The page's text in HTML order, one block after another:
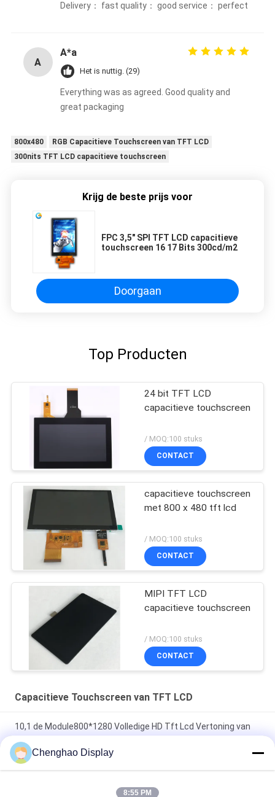
Delivery： fast quality： good service： perfect
A
A*a
Het is nuttig. (29)
Everything was as agreed. Good quality and
great packaging
800x480
RGB Capacitieve Touchscreen van TFT LCD
300nits TFT LCD capacitieve touchscreen
Krijg de beste prijs voor
FPC 3,5" SPI TFT LCD capacitieve
touchscreen 16 17 Bits 300cd/m2
Doorgaan
Top Producten
24 bit TFT LCD
capacitieve touchscreen
/ MOQ:100 stuks
CONTACT
capacitieve touchscreen
met 800 x 480 tft lcd
/ MOQ:100 stuks
CONTACT
MIPI TFT LCD
capacitieve touchscreen
/ MOQ:100 stuks
CONTACT
Capacitieve Touchscreen van TFT LCD
10,1 de Module800*1280 Volledige HD Tft Lcd Vertoning van
het duim Capacitieve Touche screen
3.5" CTP Industrial Capacitive Touch Screen 320x480
Chenghao Display
8:55 PM